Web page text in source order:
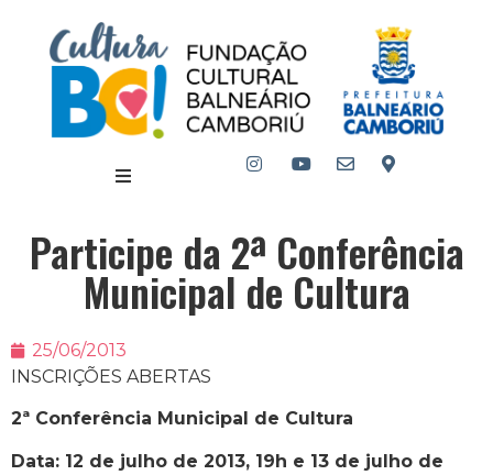
Participe da 2ª Conferência
Municipal de Cultura
25/06/2013
INSCRIÇÕES ABERTAS
2ª Conferência Municipal de Cultura
Data: 12 de julho de 2013, 19h e 13 de julho de